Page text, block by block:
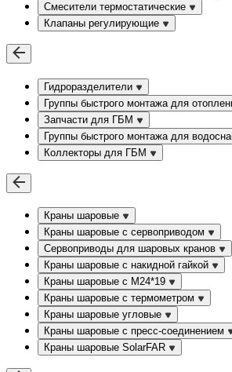
Смесители термостатические
Клапаны регулирующие
Гидроразделители
Группы быстрого монтажа для
Запчасти для ГБМ
Группы быстрого монтажа для
Коллекторы для ГБМ
Краны шаровые
Краны шаровые с сервоприводом
Сервоприводы для шаровых кранов
Краны шаровые с накидной гайкой
Краны шаровые с М24*19
Краны шаровые с термометром
Краны шаровые угловые
Краны шаровые c пресс-соединением
Краны шаровые SolarFAR